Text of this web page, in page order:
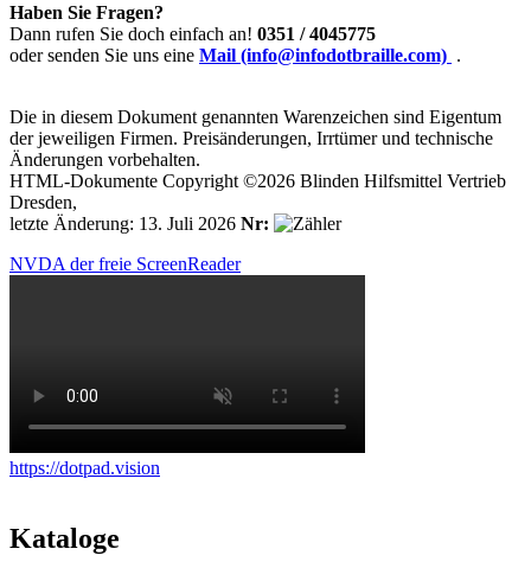
Haben Sie Fragen?
Dann rufen Sie doch einfach an! 0351 / 4045775
oder senden Sie uns eine Mail (info@infodotbraille.com) .
Die in diesem Dokument genannten Warenzeichen sind Eigentum
der jeweiligen Firmen. Preisänderungen, Irrtümer und technische
Änderungen vorbehalten.
HTML-Dokumente Copyright ©2026 Blinden Hilfsmittel Vertrieb
Dresden,
letzte Änderung: 13. Juli 2026 Nr:
NVDA der freie ScreenReader
https://dotpad.vision
Kataloge